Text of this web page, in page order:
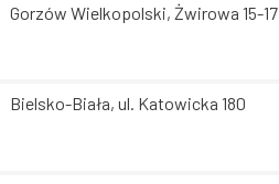
Gorzów Wielkopolski, Żwirowa 15-17
Bielsko-Biała, ul. Katowicka 180